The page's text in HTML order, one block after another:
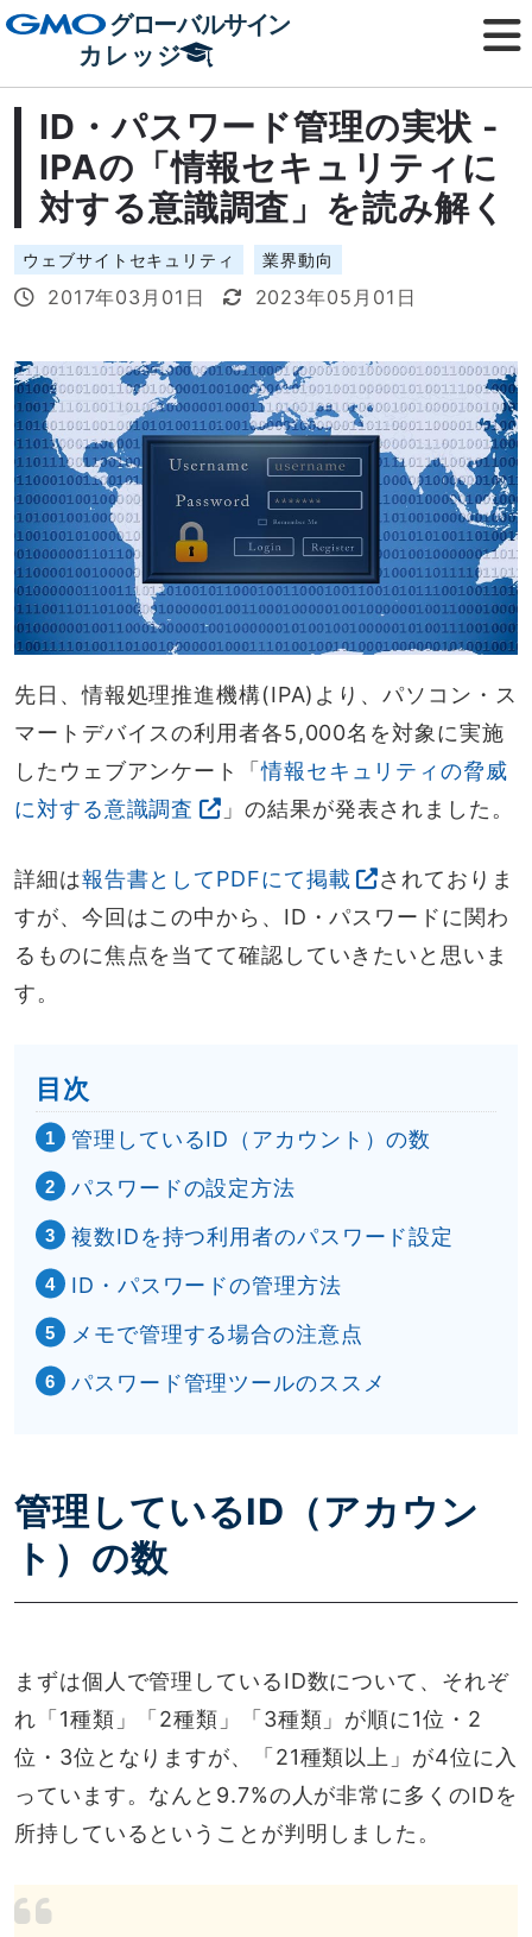
ID・パスワード管理の実状 -
IPAの「情報セキュリティに
対する意識調査」を読み解く
ウェブサイトセキュリティ 業界動向
2017年03月01日 2023年05月01日
先日、情報処理推進機構(IPA)より、パソコン・ス
マートデバイスの利用者各5,000名を対象に実施
したウェブアンケート「情報セキュリティの脅威
に対する意識調査
」の結果が発表されました。
詳細は報告書としてPDFにて掲載
されておりま
すが、今回はこの中から、ID・パスワードに関わ
るものに焦点を当てて確認していきたいと思いま
す。
目次
管理しているID（アカウント）の数
パスワードの設定方法
複数IDを持つ利用者のパスワード設定
ID・パスワードの管理方法
メモで管理する場合の注意点
パスワード管理ツールのススメ
管理しているID（アカウン
ト）の数
まずは個人で管理しているID数について、それぞ
れ「1種類」「2種類」「3種類」が順に1位・2
位・3位となりますが、「21種類以上」が4位に入
っています。なんと9.7%の人が非常に多くのIDを
所持しているということが判明しました。